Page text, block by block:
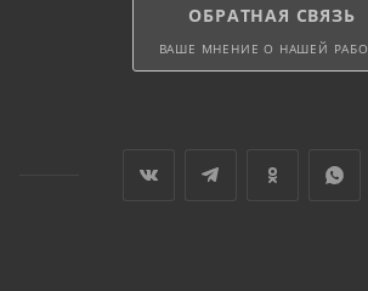
ОБРАТНАЯ СВЯЗЬ
ВАШЕ МНЕНИЕ О НАШЕЙ